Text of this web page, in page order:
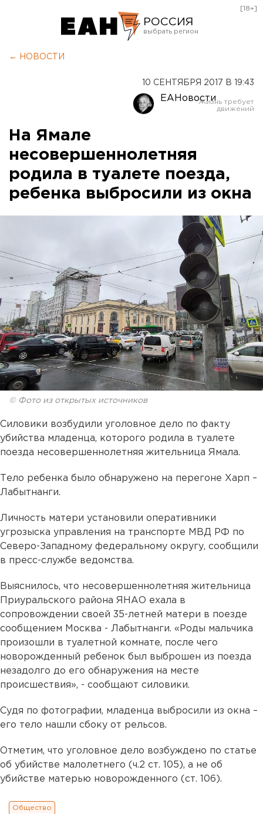
РОССИЯ
Оренбург
[18+]
← НОВОСТИ
10 СЕНТЯБРЯ 2017 В 19:43
ЕАНовости
На Ямале
несовершеннолетняя
родила в туалете поезда,
ребенка выбросили из окна
© Фото из открытых источников
Силовики возбудили уголовное дело по факту
убийства младенца, которого родила в туалете
поезда несовершеннолетняя жительница Ямала.
Тело ребенка было обнаружено на перегоне Харп –
Лабытнанги.
Личность матери установили оперативники
угрозыска управления на транспорте МВД РФ по
Северо-Западному федеральному округу, сообщили
в пресс-службе ведомства.
Выяснилось, что несовершеннолетняя жительница
Приуральского района ЯНАО ехала в
сопровождении своей 35-летней матери в поезде
сообщением Москва - Лабытнанги. «Роды мальчика
произошли в туалетной комнате, после чего
новорожденный ребенок был выброшен из поезда
незадолго до его обнаружения на месте
происшествия», - сообщают силовики.
Судя по фотографии, младенца выбросили из окна –
его тело нашли сбоку от рельсов.
Отметим, что уголовное дело возбуждено по статье
об убийстве малолетнего (ч.2 ст. 105), а не об
убийстве матерью новорожденного (ст. 106).
Общество